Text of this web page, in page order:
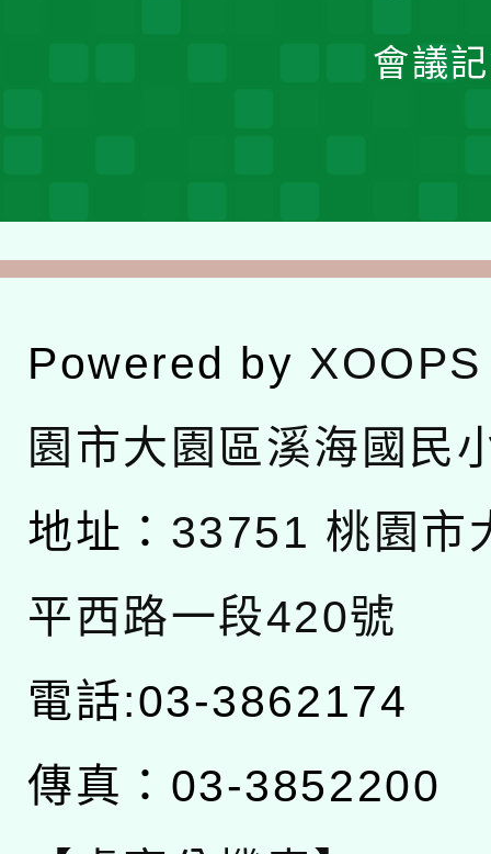
會議
Powered by XOOPS
園市大園區溪海國民
地址： 33751 桃園市
平西路一段420號
電話:03-3862174
傳真：03-3852200